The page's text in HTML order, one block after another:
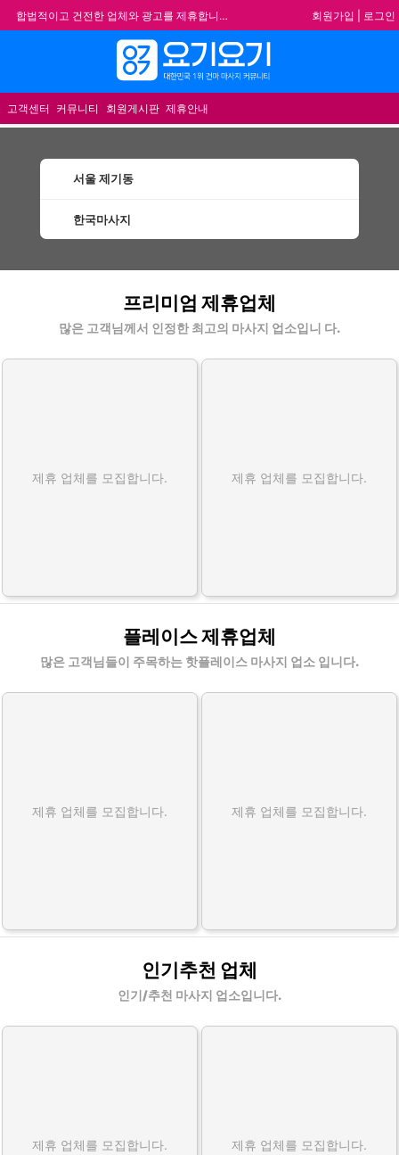
합법적이고 건전한 업체와 광고를 제휴합니다.
★요기요기 설 연휴 휴무 안내★
★ 요기요기 업체회원 안내사항 ★
불건전한 게시글은 삭제 및 회원탈퇴 됩니다.
회원가입 로그인
고객센터 커뮤니티 회원게시판 제휴안내
서울 제기동
한국마사지
프리미엄 제휴업체
많은 고객님께서 인정한 최고의 마사지 업소입니 다.
제휴 업체를 모집합니다. 제휴 업체를 모집합니다.
플레이스 제휴업체
많은 고객님들이 주목하는 핫플레이스 마사지 업소 입니다.
제휴 업체를 모집합니다. 제휴 업체를 모집합니다.
인기추천 업체
인기/추천 마사지 업소입니다.
제휴 업체를 모집합니다. 제휴 업체를 모집합니다.